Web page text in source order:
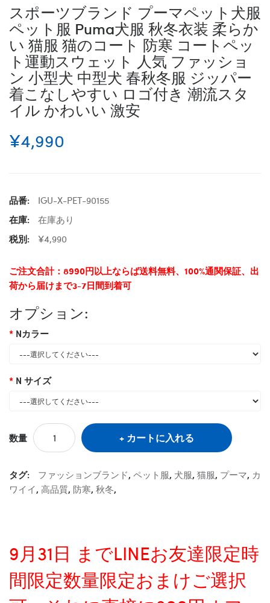
スポーツブランド プーマペット犬服
ペット服 Puma犬服 秋冬衣装 柔らか
い 猫服 猫のコート 防寒 コートペッ
ト運動スウェット 人気 ファッショ
ン 小型犬 中型犬 春秋冬服 ジッパー
着こなしやすい ロゴ付き 潮流スタ
イル かわいい 激安
¥4,990
品番:
IGU-X-PET-90155
在庫:
在庫あり
税別:
¥4,990
ご注文合計：8990円以上ならば送料無料、100%通関保証、出
荷から届けまで3-7日間到着可
オプション:
Nカラー
N サイズ
数量 カートに入れる
タグ: ファッションブランド, ペット服, 犬服, 猫服, プーマ, カ
ワイイ, 高品質, 防寒, 秋冬,
9月31日 までLINEお友達限定時
間限定数量限定おまけご選択